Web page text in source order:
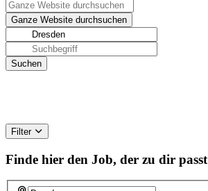
Filter
Finde hier den Job, der zu dir passt